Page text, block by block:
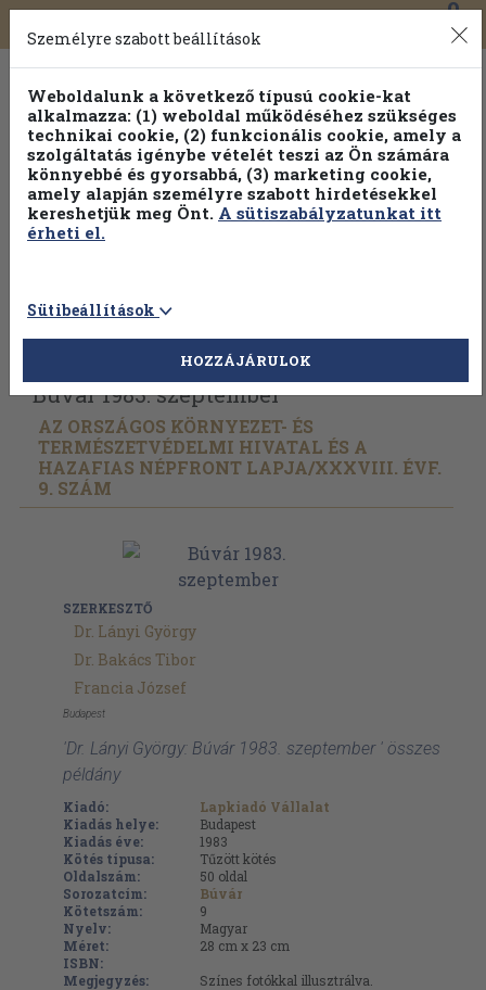
Toggle
navigation
0
Vissza az előző oldalra Válasszon példányt
Búvár 1983. szeptember
AZ ORSZÁGOS KÖRNYEZET- ÉS
TERMÉSZETVÉDELMI HIVATAL ÉS A
HAZAFIAS NÉPFRONT LAPJA/XXXVIII. ÉVF.
9. SZÁM
SZERKESZTŐ
Dr. Lányi György
Dr. Bakács Tibor
Francia József
Budapest
'Dr. Lányi György: Búvár 1983. szeptember ' összes
példány
Kiadó:
Lapkiadó Vállalat
Kiadás helye:
Budapest
Kiadás éve:
1983
Kötés típusa:
Tűzött kötés
Oldalszám:
50 oldal
Sorozatcím:
Búvár
Kötetszám:
9
Nyelv:
Magyar
Méret:
28 cm x 23 cm
ISBN:
Megjegyzés:
Színes fotókkal illusztrálva.
Személyre szabott beállítások
Weboldalunk a következő típusú cookie-kat
alkalmazza: (1) weboldal működéséhez szükséges
technikai cookie, (2) funkcionális cookie, amely a
szolgáltatás igénybe vételét teszi az Ön számára
könnyebbé és gyorsabbá, (3) marketing cookie,
amely alapján személyre szabott hirdetésekkel
kereshetjük meg Önt. A sütiszabályzatunkat itt
érheti el.
Sütibeállítások
HOZZÁJÁRULOK